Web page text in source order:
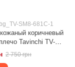
SM8-681C-1
коричневый
Tavinchi TV-
1 Коричневый
2 750 грн